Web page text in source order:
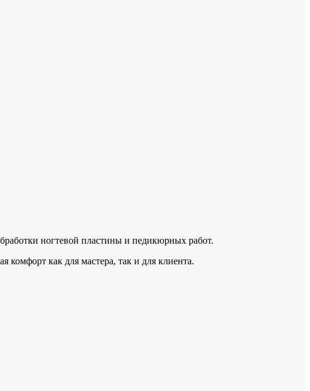
ногтевой пластины и педикюрных работ.
комфорт как для мастера, так и для клиента.